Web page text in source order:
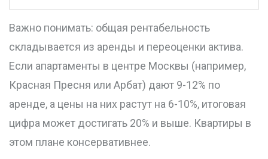
Важно понимать: общая рентабельность
складывается из аренды и переоценки актива.
Если апартаменты в центре Москвы (например,
Красная Пресня или Арбат) дают 9-12% по
аренде, а цены на них растут на 6-10%, итоговая
цифра может достигать 20% и выше. Квартиры в
этом плане консервативнее.